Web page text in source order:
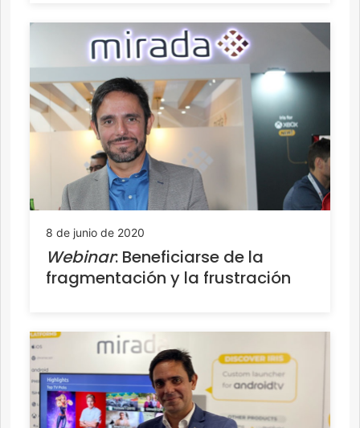
8 de junio de 2020
Webinar: Beneficiarse de la
fragmentación y la frustración